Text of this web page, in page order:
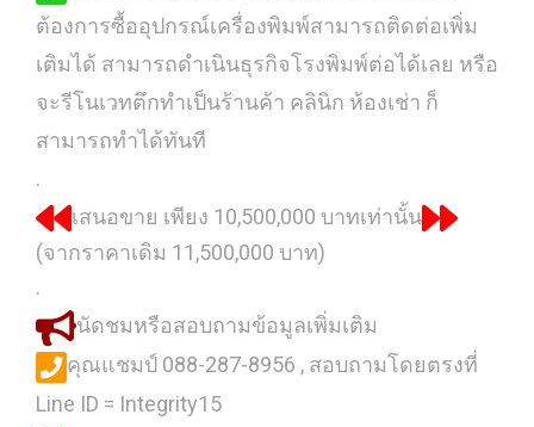
ต้องการซื้ออุปกรณ์เครื่องพิมพ์สามารถติดต่อเพิ่ม
เติมได้ สามารถดำเนินธุรกิจโรงพิมพ์ต่อได้เลย หรือ
จะรีโนเวทตึกทำเป็นร้านค้า คลินิก ห้องเช่า ก็
สามารถทำได้ทันที
.
เสนอขาย เพียง 10,500,000 บาทเท่านั้น
(จากราคาเดิม 11,500,000 บาท)
.
นัดชมหรือสอบถามข้อมูลเพิ่มเติม
คุณแชมป์ 088-287-8956 , สอบถามโดยตรงที่
Line ID = Integrity15